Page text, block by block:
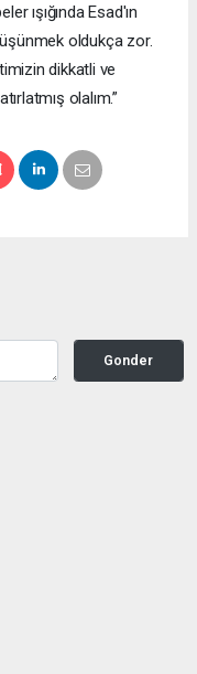
ışığında Esad'ın
oldukça zor.
dikkatli ve
olalım.”
Gonder